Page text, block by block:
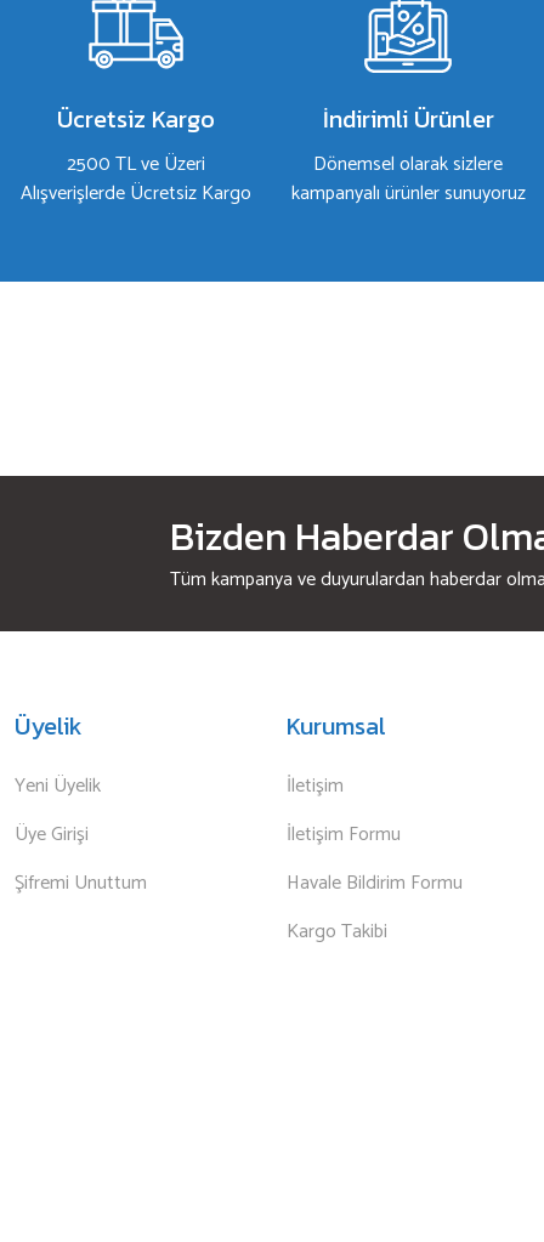
Ürün bilgilerinde hatalar bulunuyor.
Ürün fiyatı diğer sitelerden daha pahalı.
Bu ürüne benzer farklı alternatifler olmalı.
Ücretsiz Kargo
2500 TL ve Üzeri
Alışverişlerde Ücretsiz Kargo
İndirimli Ürünler
Dönemsel olarak sizlere
kampanyalı ürünler sunuyoruz
Bizden Haberdar
Tüm kampanya ve duyurulardan haberdar
Üyelik
Yeni Üyelik
Üye Girişi
Şifremi Unuttum
Kurumsal
İletişim
İletişim Formu
Havale Bildirim Formu
Kargo Takibi